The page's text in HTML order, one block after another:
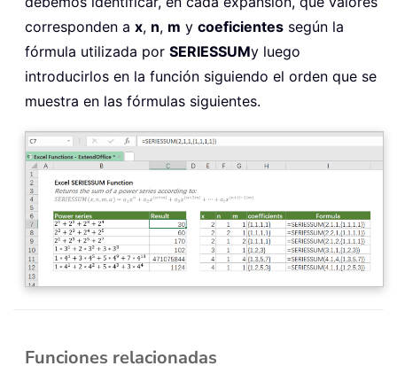
corresponden a x, n, m y coeficientes según la
fórmula utilizada por SERIESSUMy luego
introducirlos en la función siguiendo el orden que se
muestra en las fórmulas siguientes.
Funciones relacionadas